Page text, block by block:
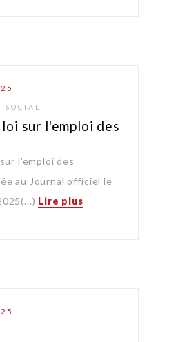
SOCIAL
sur l'emploi des
l'emploi des
au Journal officiel le
Lire plus